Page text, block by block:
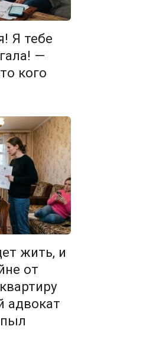
Я тебе
—
кого
жить, и
от
адвокат